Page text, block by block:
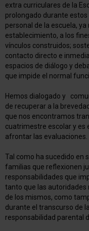
extra curriculares de la
prolongado durante
personal de la escuela,
establecimiento, a los
vínculos construidos;
contacto directo e
espacios de diálogo y
que impide el normal
Hemos dialogado y
de recuperar a la
que nos encontramos
cuatrimestre escolar y es
afrontar las evaluaciones.
Tal como ha sucedido en
familias que reflexionen
responsabilidades que
tanto que las
de los mismos, como
durante el transcurso de
responsabilidad parental